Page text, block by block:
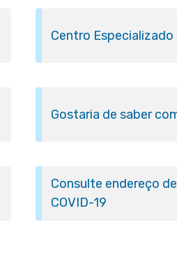
Centro Especializado
Gostaria de saber
Consulte endereço
COVID-19